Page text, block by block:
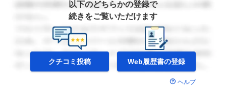
以下のどちらかの登録で
続きをご覧いただけます
クチコミ投稿 Web履歴書の登録
ヘルプ